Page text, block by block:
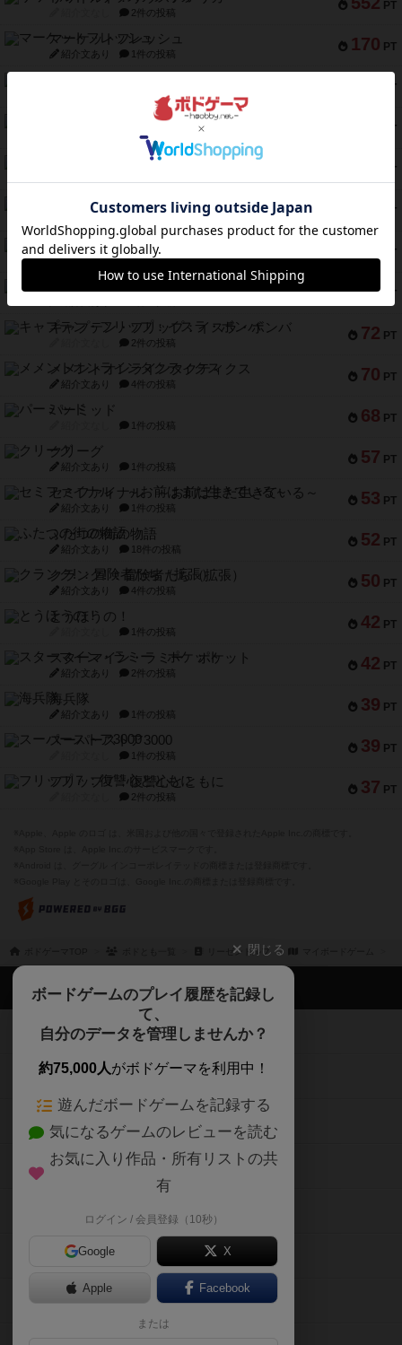
PT
2件の投稿
170 PT
マーケットフレッシュ
紹介文あり 1件の投稿
PT
1件の投稿
PT
ワン・トゥ・ファイブ
1件の投稿
PT
トランスオリエント・エクスプレス
PT
フラットアイアン
PT
エコーズ・オブ・タイム
紹介文なし 8件の投稿
79 PT
72 PT
キャプテン・フリップ：イスラ・ボンバ
2件の投稿
70 PT
メメントオンラインタクティクス
紹介文あり 4件の投稿
68 PT
パーミッド
1件の投稿
57 PT
クリーグ
紹介文あり 1件の投稿
53 PT
セミファイナル ～お前はまだ生きている～
紹介文あり 1件の投稿
52 PT
ふたつの街の物語
紹介文あり 18件の投稿
50 PT
クランク! ：冒険者たち（拡張）
紹介文あり 4件の投稿
42 PT
とうほうの！
1件の投稿
42 PT
スターマイン・ラミー ポケット
紹介文あり 2件の投稿
39 PT
海兵隊
紹介文あり 1件の投稿
39 PT
スーパーストア3000
1件の投稿
37 PT
フリップ７：復讐心とともに
2件の投稿
リーゼンドルフ
閉じる
ボードゲームのプレイ履歴を記録し
て、
自分のデータを管理しませんか？
約75,000人がボドゲーマを利用中！
遊んだボードゲームを記録する
気になるゲームのレビューを読む
お気に入り作品・所有リストの共
有
ログイン / 会員登録（10秒）
Google X
Apple Facebook
または
ボドゲーマTOP
ボードゲームを検索する
ボードゲームの新着レビュー
ボードゲーム会情報
メカニクス特集
掲示板・トピックス
ボドとも・会員一覧
ボードゲーム業界コラム